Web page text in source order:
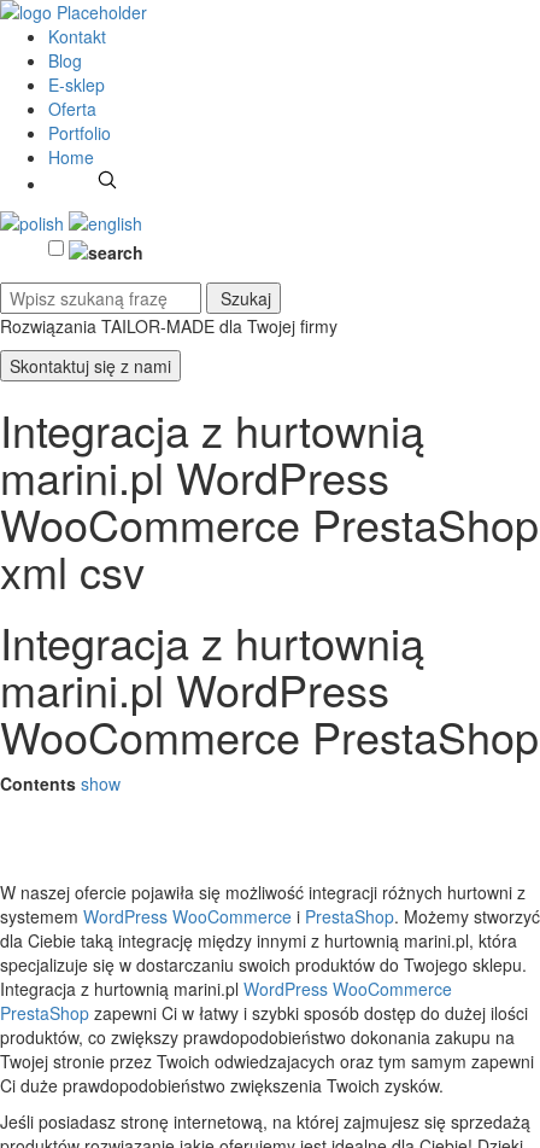
Kontakt
Blog
E-sklep
Oferta
Portfolio
Home
Rozwiązania TAILOR-MADE dla Twojej firmy
Skontaktuj się z nami
Integracja z hurtownią
marini.pl WordPress
WooCommerce PrestaShop
xml csv
Integracja z hurtownią
marini.pl WordPress
WooCommerce PrestaShop
Contents show
W naszej ofercie pojawiła się możliwość integracji różnych hurtowni z
systemem WordPress WooCommerce i PrestaShop. Możemy stworzyć
dla Ciebie taką integrację między innymi z hurtownią marini.pl, która
specjalizuje się w dostarczaniu swoich produktów do Twojego sklepu.
Integracja z hurtownią marini.pl WordPress WooCommerce
PrestaShop zapewni Ci w łatwy i szybki sposób dostęp do dużej ilości
produktów, co zwiększy prawdopodobieństwo dokonania zakupu na
Twojej stronie przez Twoich odwiedzajacych oraz tym samym zapewni
Ci duże prawdopodobieństwo zwiększenia Twoich zysków.
Jeśli posiadasz stronę internetową, na której zajmujesz się sprzedażą